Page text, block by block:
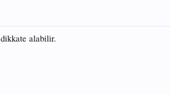
alabilir.